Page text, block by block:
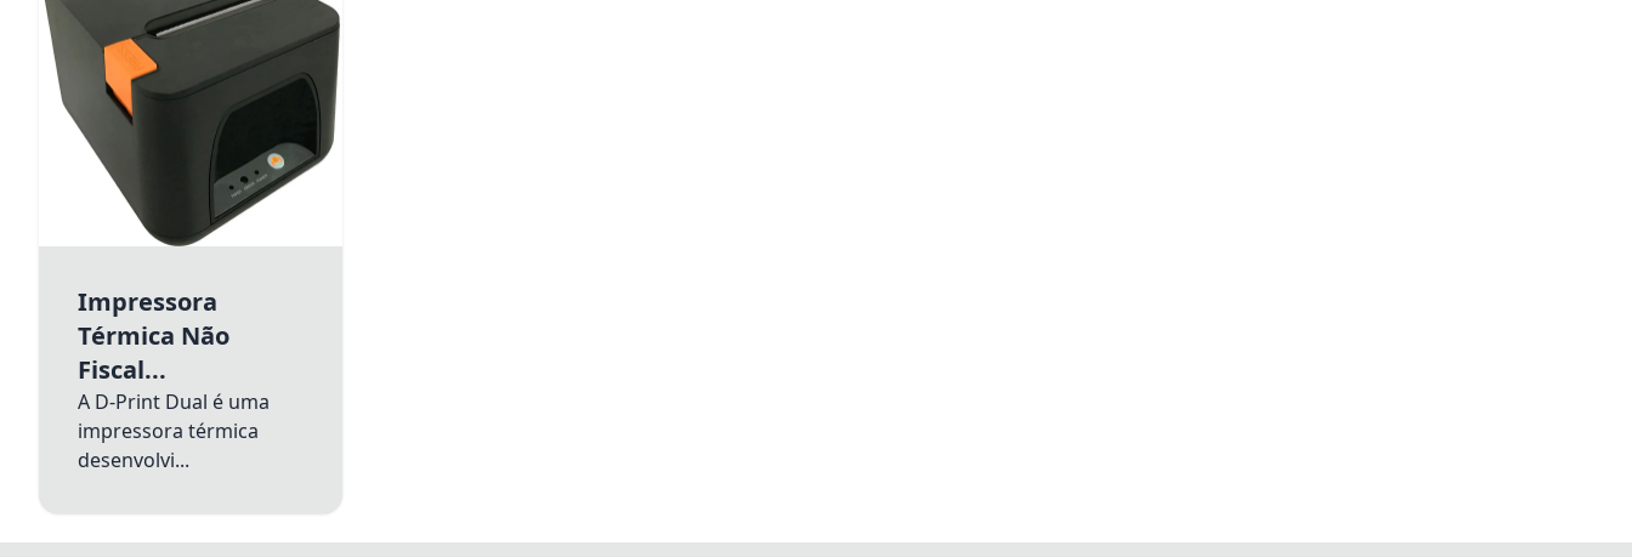
Impressora
Térmica Não
Fiscal...
A D-Print Dual é uma
impressora térmica
desenvolvi...